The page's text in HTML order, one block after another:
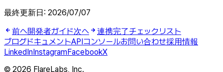
最終更新日: 2026/07/07
前へ開発者ガイド次へ
連携完了チェックリスト
ブログ ドキュメントAPI コンソールお問い合わせ採用情報
LinkedIn Instagram FacebookX
© 2026 FlareLabs, Inc.